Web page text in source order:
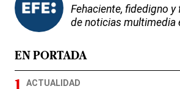
Fehaciente, fidedigno
de noticias multimedia
EN PORTADA
ACTUALIDAD